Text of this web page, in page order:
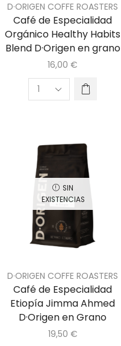
D·ORIGEN COFFE ROASTERS
Café de Especialidad
Orgánico Healthy Habits
Blend D·Origen en grano
16,00 €
SIN
EXISTENCIAS
D·ORIGEN COFFE ROASTERS
Café de Especialidad
Etiopía Jimma Ahmed
D·Origen en Grano
19,50 €